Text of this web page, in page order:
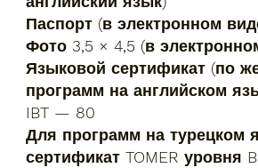
Паспорт (в электронном
Фото 3,5 × 4,5 (в
Языковой сертификат (по
программ на английском
IBT — 80
Для программ на турецком
сертификат TOMER уровня